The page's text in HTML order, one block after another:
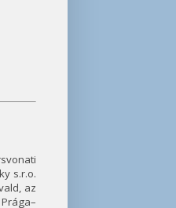
s.r.o.
az